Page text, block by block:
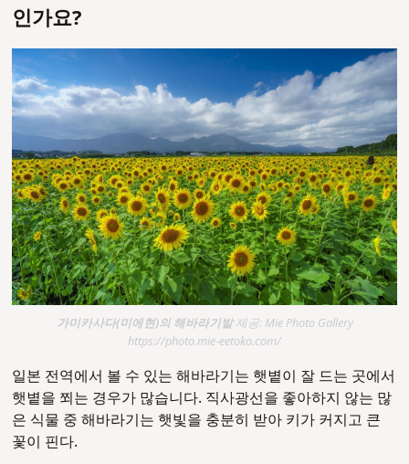
인가요?
가미카사다(미에현)의 해바라기밭제공: Mie Photo Gallery
https://photo.mie-eetoko.com/
일본 전역에서 볼 수 있는 해바라기는 햇볕이 잘 드는 곳에서
햇볕을 쬐는 경우가 많습니다. 직사광선을 좋아하지 않는 많
은 식물 중 해바라기는 햇빛을 충분히 받아 키가 커지고 큰
꽃이 핀다.